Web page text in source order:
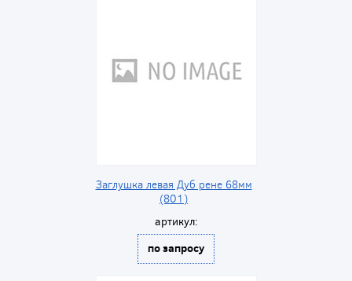
Заглушка левая Дуб рене 68мм
(801)
артикул:
по запросу